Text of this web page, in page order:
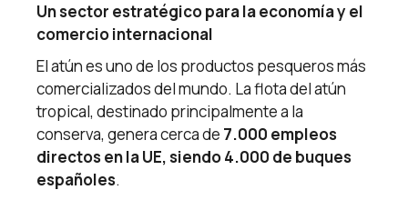
Un sector estratégico para la economía y el
comercio internacional
El atún es uno de los productos pesqueros más
comercializados del mundo. La flota del atún
tropical, destinado principalmente a la
conserva, genera cerca de 7.000 empleos
directos en la UE, siendo 4.000 de buques
españoles.